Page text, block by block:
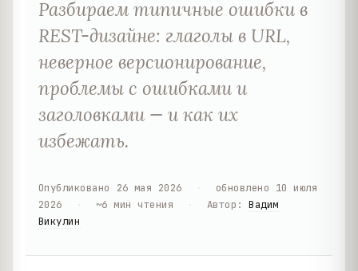
Разбираем типичные ошибки в
REST-дизайне: глаголы в URL,
неверное версионирование,
проблемы с ошибками и
заголовками — и как их
избежать.
Опубликовано 26 мая 2026 обновлено 10 июля
2026
~6 мин чтения Автор :Вадим
Викулин